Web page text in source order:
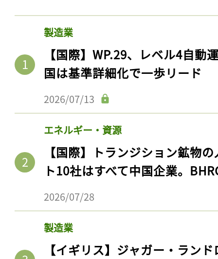
製造業
【国際】WP.29、レベル4自動
国は基準詳細化で一歩リード
2026/07/13
エネルギー・資源
【国際】トランジション鉱物
ト10社はすべて中国企業。
2026/07/28
製造業
【イギリス】ジャガー・ラン